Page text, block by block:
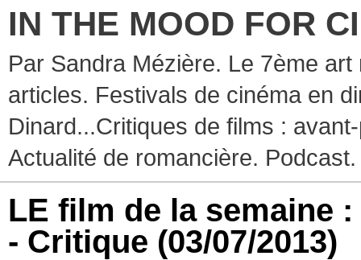
IN THE MOOD FOR
Par Sandra Mézière. Le 7ème
articles. Festivals de cinéma en
Dinard...Critiques de films :
Actualité de romancière. Podcast.
LE film de la semaine
- Critique (03/07/2013)